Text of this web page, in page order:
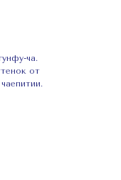
ча.
от